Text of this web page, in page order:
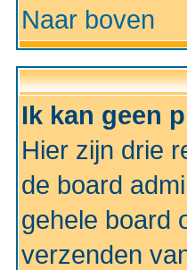
Naar boven
Ik kan geen
Hier zijn drie
de board
gehele board
verzenden